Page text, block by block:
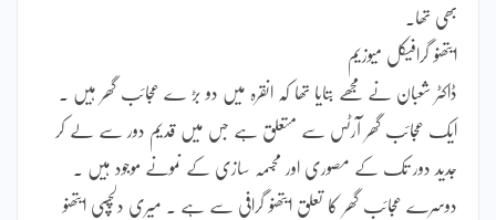
بھی تھا۔
ایتھنو گرافیکل میوزیم
ڈاکٹر شعبان نے مجھے بتایا تھا کہ انقرہ میں دو بڑ ے عجائب گھر ہیں ۔
ایک عجائب گھر آرٹس سے متعلق ہے جس میں قدیم دور سے لے کر
جدید دور تک کے مصوری اور مجسمہ سازی کے نمونے موجود ہیں ۔
دوسرے عجائب گھر کا تعلق ایتھنو گرافی سے ہے ۔ میری دلچسپی ایتھنو